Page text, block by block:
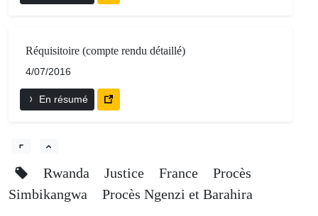
Réquisitoire (compte rendu détaillé)
4/07/2016
En résumé
Rwanda Justice France
Procès
Simbikangwa
Procès Ngenzi et Barahira